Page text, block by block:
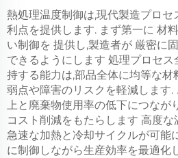
熱処理温度制御は,現代製造プロ
利点を提供します. まず第一に 材
い制御を 提供し,製造者が 厳密に
できるようにします 処理プロセ
持する能力は,部品全体に均等な材
弱点や障害のリスクを軽減します.
上と廃棄物使用率の低下につなが
コスト削減をもたらします 高度
急速な加熱と冷却サイクルが可能
に制御しながら生産効率を最適化